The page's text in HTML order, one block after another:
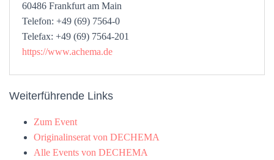
60486 Frankfurt am Main
Telefon: +49 (69) 7564-0
Telefax: +49 (69) 7564-201
https://www.achema.de
Weiterführende Links
Zum Event
Originalinserat von DECHEMA
Alle Events von DECHEMA